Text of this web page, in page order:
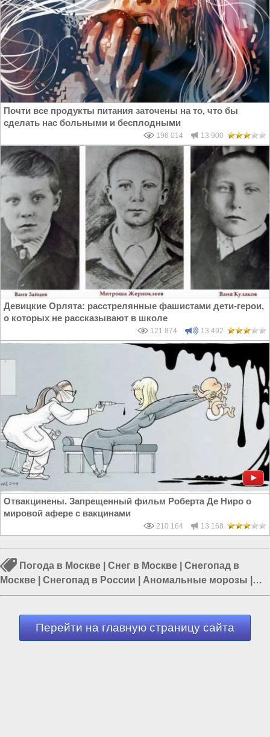
Почти все продукты питания заточены на то, что бы
сделать нас больными и бесплодными
196 014 13 900
Девицкие Орлята: расстрелянные фашистами дети-герои,
о которых не рассказывают в школе
121 874 13 492
Отвакцинены. Запрещенный фильм Роберта Де Ниро о
мировой афере с вакцинами
210 164 13 168
Погода в Москве Снег в Москве
Снегопад в
Москве
Снегопад в России Аномальные морозы
Санкт-Петербург|Сочи
Перейти на главную страницу сайта